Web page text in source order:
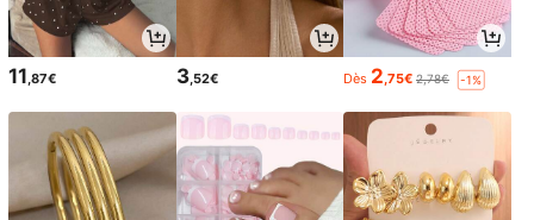
11,87€ 3,52€ Dès 2,75€ 2,78€ -1%